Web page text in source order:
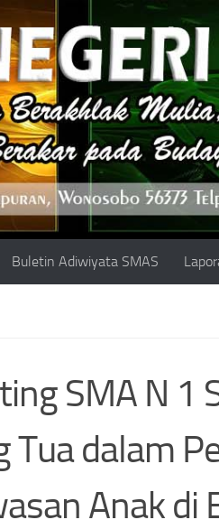
Buletin Adiwiyata SMAS
SMA N 1
Tua dalam
Anak di